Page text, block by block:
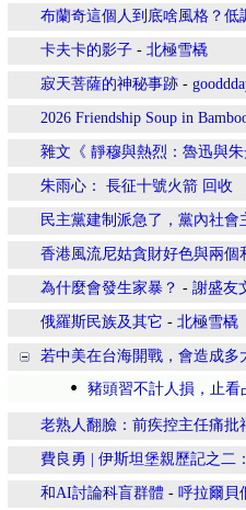
布蘭奇這個人到底啥風格？
卡夫卡的影子 - 北極雪橇
寂天菩薩的神秘事跡 -
2026 Friendship Soup in
雜文《 靜穆與熱烈：魯迅與
朱雨心： 長征十號火箭 回收
民主黨建制派急了，黨內社
香港風流尼姑貪財好色與兩個
為什麼會發生家暴？ - 謝盛友
俄羅斯民族及其它 - 北極雪橇
若中美在台海開戰，會造成多
豬頭習不計人損，止看
老熟人翻臉：前疾控主任痛
費良勇 | 伊斯坦堡親歷記之二
和AI討論科盲群體 - 呼拉爾貝